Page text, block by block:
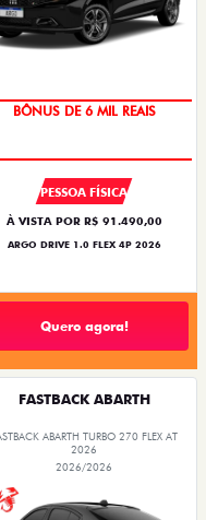
BÔNUS DE 6 MIL REAIS
PESSOA FÍSICA
À VISTA POR R$ 91.490,00
ARGO DRIVE 1.0 FLEX 4P 2026
Quero agora!
FASTBACK ABARTH
ABARTH TURBO 270 FLEX AT
2026
2026/2026